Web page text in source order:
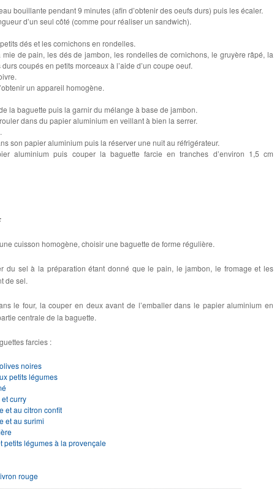
bouillante pendant 9 minutes (afin d’obtenir des oeufs durs) puis les écaler.
d’un seul côté (comme pour réaliser un sandwich).
dés et les cornichons en rondelles.
de pain, les dés de jambon, les rondelles de cornichons, le gruyère râpé, la
coupés en petits morceaux à l’aide d’un coupe oeuf.
un appareil homogène.
la baguette puis la garnir du mélange à base de jambon.
dans du papier aluminium en veillant à bien la serrer.
son papier aluminium puis la réserver une nuit au réfrigérateur.
aluminium puis couper la baguette farcie en tranches d’environ 1,5 cm
cuisson homogène, choisir une baguette de forme régulière.
du sel à la préparation étant donné que le pain, le jambon, le fromage et les
de sel.
le four, la couper en deux avant de l’emballer dans le papier aluminium en
centrale de la baguette.
farcies :
noires
petits légumes
curry
et au citron confit
et au surimi
petits légumes à la provençale
rouge